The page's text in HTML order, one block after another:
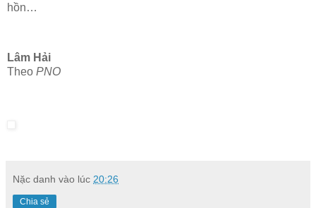
hồn…
Lâm Hải
Theo PNO
Nặc danh vào lúc 20:26
Chia sẻ